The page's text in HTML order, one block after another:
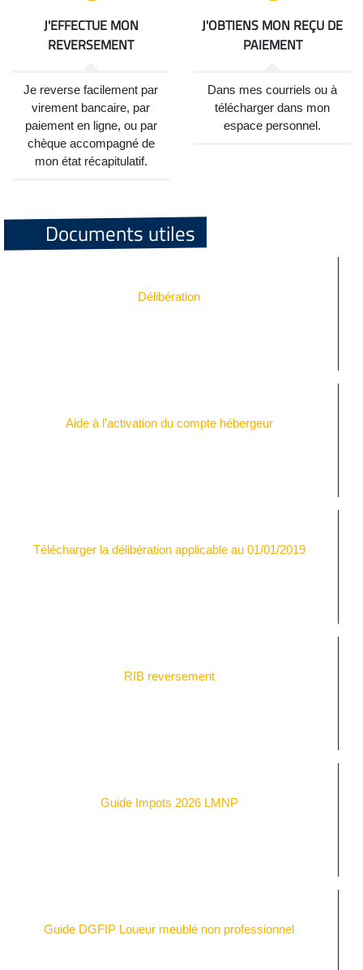
J'EFFECTUE MON
REVERSEMENT
Je reverse facilement par
virement bancaire, par
paiement en ligne, ou par
chèque accompagné de
mon état récapitulatif.
J'OBTIENS MON REÇU DE
PAIEMENT
Dans mes courriels ou à
télécharger dans mon
espace personnel.
Documents utiles
Délibération
Aide à l'activation du compte hébergeur
Télécharger la délibération applicable au 01/01/2019
RIB reversement
Guide Impots 2026 LMNP
Guide DGFIP Loueur meublé non professionnel